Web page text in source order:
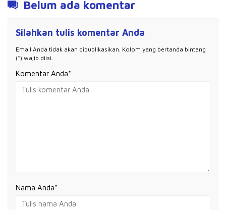
Belum ada komentar
Silahkan tulis komentar Anda
Email Anda tidak akan dipublikasikan. Kolom yang bertanda bintang
(*) wajib diisi.
Komentar Anda*
Nama Anda*